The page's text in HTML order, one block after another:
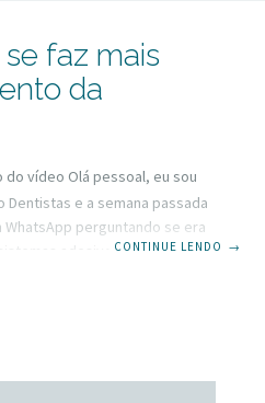
faz mais
da
do vídeo Olá pessoal, eu sou
Dentistas e a semana passada
WhatsApp perguntando se era
adesivos hoje são
CONTINUE LENDO →